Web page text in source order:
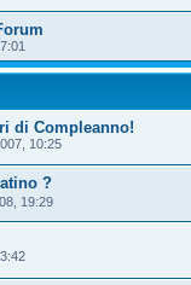
di Compleanno!
10:25
?
19:29